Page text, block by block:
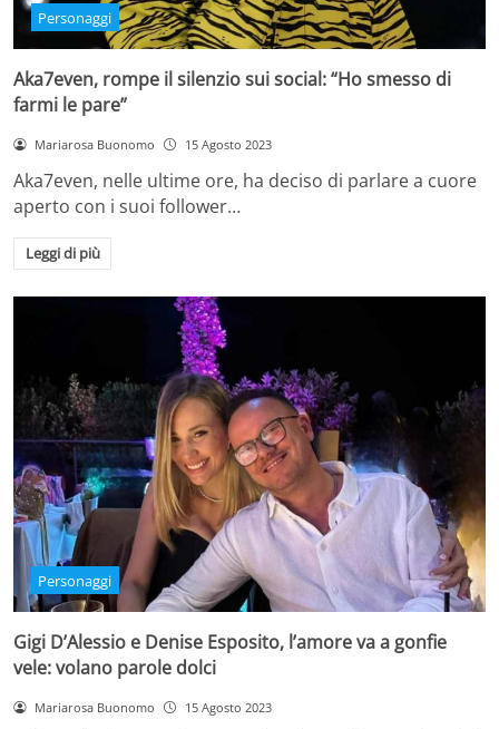
Personaggi
Aka7even, rompe il silenzio sui social: “Ho smesso di
farmi le pare”
Mariarosa Buonomo 15 Agosto 2023
Aka7even, nelle ultime ore, ha deciso di parlare a cuore
aperto con i suoi follower…
Leggi di più
Personaggi
Gigi D’Alessio e Denise Esposito, l’amore va a gonfie
vele: volano parole dolci
Mariarosa Buonomo 15 Agosto 2023